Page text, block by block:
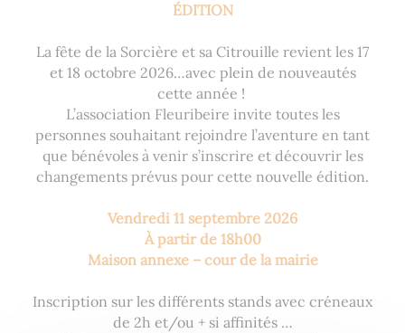
ÉDITION
La fête de la Sorcière et sa Citrouille revient les 17
et 18 octobre 2026…avec plein de nouveautés
cette année !
L’association Fleuribeire invite toutes les
personnes souhaitant rejoindre l’aventure en tant
que bénévoles à venir s’inscrire et découvrir les
changements prévus pour cette nouvelle édition.
Vendredi 11 septembre 2026
À partir de 18h00
Maison annexe – cour de la mairie
Inscription sur les différents stands avec créneaux
de 2h et/ou + si affinités …